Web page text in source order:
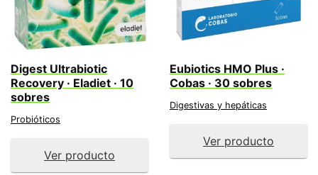
Digest Ultrabiotic
Recovery · Eladiet · 10
sobres
Probióticos
Ver producto
Eubiotics HMO Plus ·
Cobas · 30 sobres
Digestivas y hepáticas
Ver producto